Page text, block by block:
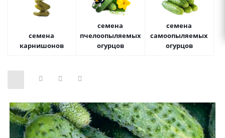
семена
карнишонов
семена
пчелоопыляемых
огурцов
семена
самоопыляемых
огурцов